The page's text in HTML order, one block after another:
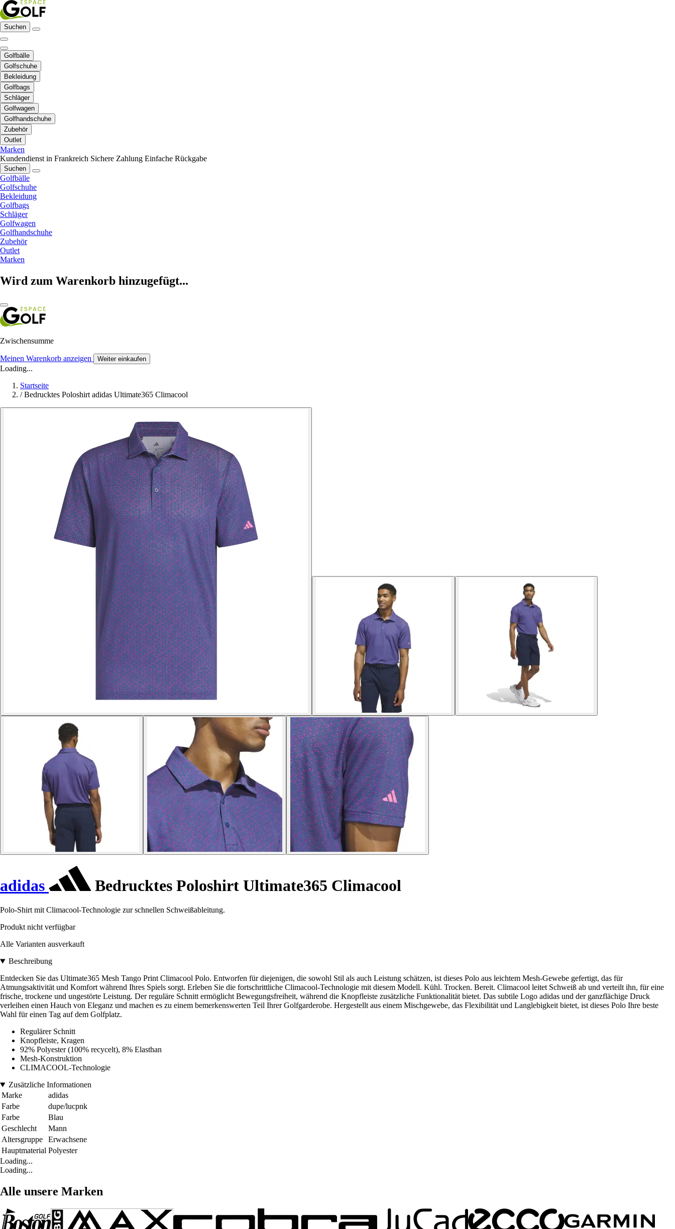
Suchen
Golfbälle
Golfschuhe
Bekleidung
Golfbags
Schläger
Golfwagen
Golfhandschuhe
Zubehör
Outlet
Marken
Kundendienst in Frankreich Sichere Zahlung Einfache Rückgabe
Suchen
Golfbälle
Golfschuhe
Bekleidung
Golfbags
Schläger
Golfwagen
Golfhandschuhe
Zubehör
Outlet
Marken
Wird zum Warenkorb hinzugefügt...
Zwischensumme
Meinen Warenkorb anzeigen Weiter einkaufen
Loading...
Startseite
/ Bedrucktes Poloshirt adidas Ultimate365 Climacool
adidas Bedrucktes Poloshirt Ultimate365 Climacool
Polo-Shirt mit Climacool-Technologie zur schnellen Schweißableitung.
Produkt nicht verfügbar
Alle Varianten ausverkauft
Beschreibung
Entdecken Sie das Ultimate365 Mesh Tango Print Climacool Polo. Entworfen für diejenigen, die sowohl Stil als auch Leistung schätzen, ist dieses Polo aus leichtem Mesh-Gewebe gefertigt, das für
Atmungsaktivität und Komfort während Ihres Spiels sorgt. Erleben Sie die fortschrittliche Climacool-Technologie mit diesem Modell. Kühl. Trocken. Bereit. Climacool leitet Schweiß ab und verteilt ihn, für eine
frische, trockene und ungestörte Leistung. Der reguläre Schnitt ermöglicht Bewegungsfreiheit, während die Knopfleiste zusätzliche Funktionalität bietet. Das subtile Logo adidas und der ganzflächige Druck
verleihen einen Hauch von Eleganz und machen es zu einem bemerkenswerten Teil Ihrer Golfgarderobe. Hergestellt aus einem Mischgewebe, das Flexibilität und Langlebigkeit bietet, ist dieses Polo Ihre beste
Wahl für einen Tag auf dem Golfplatz.
Regulärer Schnitt
Knopfleiste, Kragen
92% Polyester (100% recycelt), 8% Elasthan
Mesh-Konstruktion
CLIMACOOL-Technologie
Zusätzliche Informationen
Marke
adidas
Farbe
dupe/lucpnk
Farbe
Blau
Geschlecht
Mann
Altersgruppe
Erwachsene
Hauptmaterial Polyester
Loading...
Loading...
Alle unsere Marken